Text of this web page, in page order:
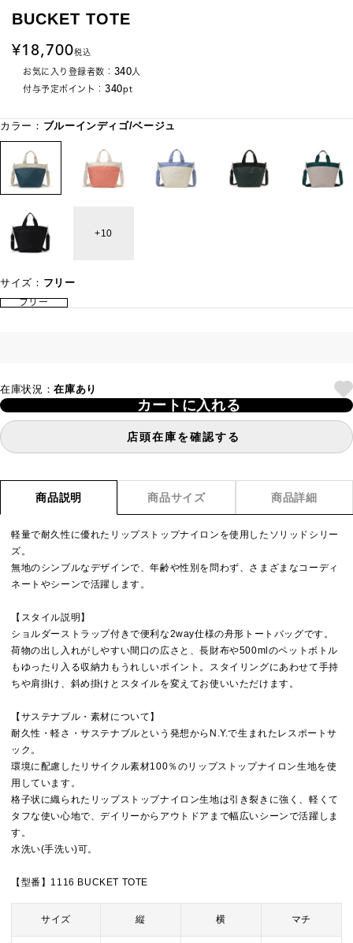
BUCKET TOTE
18,700税込
お気に入り登録者数： 340人
付与予定ポイント： 340pt
カラー： ブルーインディゴ/ベージュ
10
サイズ： フリー
フリー
在庫状況：在庫あり
カートに入れる
店頭在庫を確認する
商品説明 商品サイズ 商品詳細
軽量で耐久性に優れたリップストップナイロンを使用したソリッドシリー
ズ。
無地のシンプルなデザインで、年齢や性別を問わず、さまざまなコーディ
ネートやシーンで活躍します。
【スタイル説明】
ショルダーストラップ付きで便利な2way仕様の舟形トートバッグです。
荷物の出し入れがしやすい間口の広さと、長財布や500mlのペットボトル
もゆったり入る収納力もうれしいポイント。スタイリングにあわせて手持
ちや肩掛け、斜め掛けとスタイルを変えてお使いいただけます。
【サステナブル・素材について】
耐久性・軽さ・サステナブルという発想からN.Y.で生まれたレスポートサ
ック。
環境に配慮したリサイクル素材100％のリップストップナイロン生地を使
用しています。
格子状に織られたリップストップナイロン生地は引き裂きに強く、軽くて
タフな使い心地で、デイリーからアウトドアまで幅広いシーンで活躍しま
す。
水洗い(手洗い)可。
【型番】1116 BUCKET TOTE
サイズ 縦 横 マチ